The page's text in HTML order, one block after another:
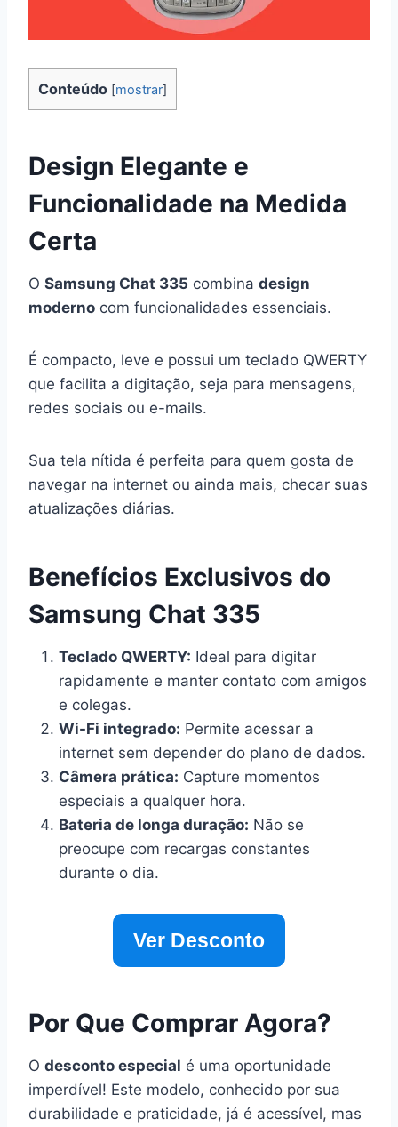
Conteúdo [mostrar]
Design Elegante e
Funcionalidade na Medida
Certa
O Samsung Chat 335 combina design
moderno com funcionalidades essenciais.
É compacto, leve e possui um teclado QWERTY
que facilita a digitação, seja para mensagens,
redes sociais ou e-mails.
Sua tela nítida é perfeita para quem gosta de
navegar na internet ou ainda mais, checar suas
atualizações diárias.
Benefícios Exclusivos do
Samsung Chat 335
Teclado QWERTY: Ideal para digitar
rapidamente e manter contato com amigos
e colegas.
Wi-Fi integrado: Permite acessar a
internet sem depender do plano de dados.
Câmera prática: Capture momentos
especiais a qualquer hora.
Bateria de longa duração: Não se
preocupe com recargas constantes
durante o dia.
Ver Desconto
Por Que Comprar Agora?
O desconto especial é uma oportunidade
imperdível! Este modelo, conhecido por sua
durabilidade e praticidade, já é acessível, mas